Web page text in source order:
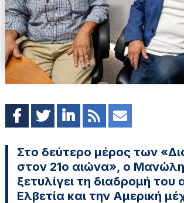
Στο δεύτερο μέρος των
στον 21ο αιώνα», ο
ξετυλίγει τη διαδρομή του
Ελβετία και την Αμερική